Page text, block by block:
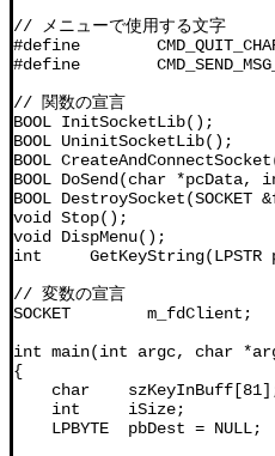
// メニューで使用する文字
#define
#define
// 関数の宣言
BOOL InitSocketLib();
BOOL
BOOL
BOOL DoSend(char
BOOL
void Stop();
void DispMenu();
int
// 変数の宣言
SOCKET
int main(int argc, char
{
char
    int     iSize;
    LPBYTE  pbDest = NULL;